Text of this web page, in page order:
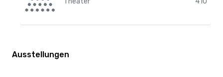
Ausstellungen